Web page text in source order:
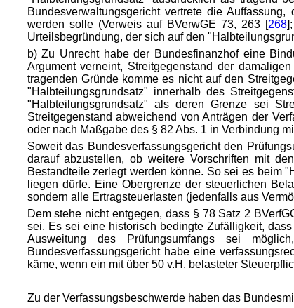
Bundesverwaltungsgericht vertrete die
werden solle (Verweis auf BVerwGE 73, 263 [268
Urteilsbegründung, der sich auf den
b) Zu Unrecht habe der Bundesfinanzhof eine
Argument verneint, Streitgegenstand der
tragenden Gründe komme es nicht auf den
"Halbteilungsgrundsatz" innerhalb des
"Halbteilungsgrundsatz" als deren Grenze sei
Streitgegenstand abweichend von Anträgen der
oder nach Maßgabe des § 82 Abs. 1 in Verbindung
Soweit das Bundesverfassungsgericht den
darauf abzustellen, ob weitere Vorschriften mit
Bestandteile zerlegt werden könne. So sei es beim
liegen dürfe. Eine Obergrenze der steuerlichen
sondern alle Ertragsteuerlasten (jedenfalls aus
Dem stehe nicht entgegen, dass § 78 Satz 2
sei. Es sei eine historisch bedingte Zufälligkeit,
Ausweitung des Prüfungsumfangs sei
Bundesverfassungsgericht habe eine
käme, wenn ein mit über 50 v.H. belasteter
Zu der Verfassungsbeschwerde haben das